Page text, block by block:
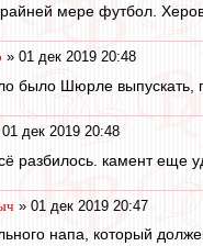
мере футбол.
» 01 дек 2019 20:48
было Шюрле выпускать,
дек 2019 20:48
разбилось. камент еще
» 01 дек 2019 20:47
напа, который